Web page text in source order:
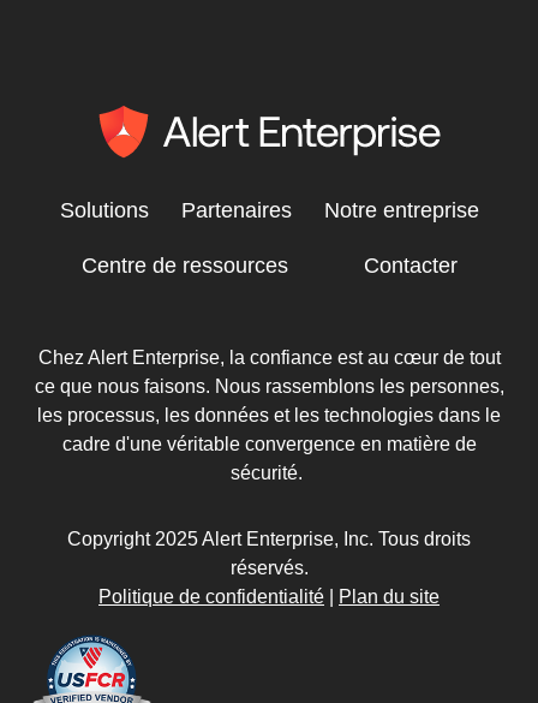
Solutions Partenaires Notre entreprise
Centre de ressources Contacter
Chez Alert Enterprise, la confiance est au cœur de tout
ce que nous faisons. Nous rassemblons les personnes,
les processus, les données et les technologies dans le
cadre d'une véritable convergence en matière de
sécurité.
Copyright 2025 Alert Enterprise, Inc. Tous droits
réservés.
Politique de confidentialité
Plan du site